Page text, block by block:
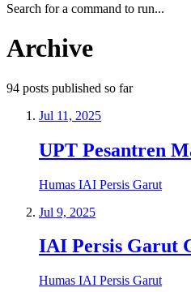
Search for a command to run...
Archive
94 posts published so far
Jul 11, 2025
UPT Pesantren
Humas IAI Persis Garut
Jul 9, 2025
IAI Persis Garut
Humas IAI Persis Garut